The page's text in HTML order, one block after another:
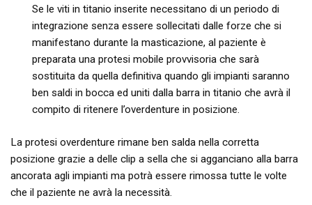
Se le viti in titanio inserite necessitano di un periodo di
integrazione senza essere sollecitati dalle forze che si
manifestano durante la masticazione, al paziente è
preparata una protesi mobile provvisoria che sarà
sostituita da quella definitiva quando gli impianti saranno
ben saldi in bocca ed uniti dalla barra in titanio che avrà il
compito di ritenere l’overdenture in posizione.
La protesi overdenture rimane ben salda nella corretta
posizione grazie a delle clip a sella che si agganciano alla barra
ancorata agli impianti ma potrà essere rimossa tutte le volte
che il paziente ne avrà la necessità.